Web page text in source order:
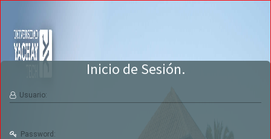
Inicio de Sesión.
Usuario:
Password: